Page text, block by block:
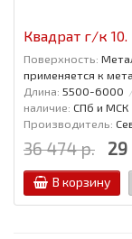
Квадрат г/к 10.
Поверхность:
применяется к
Длина: 5500-6000
наличие: СПб и МСК
Производитель:
36 474 р. 29
В корзину